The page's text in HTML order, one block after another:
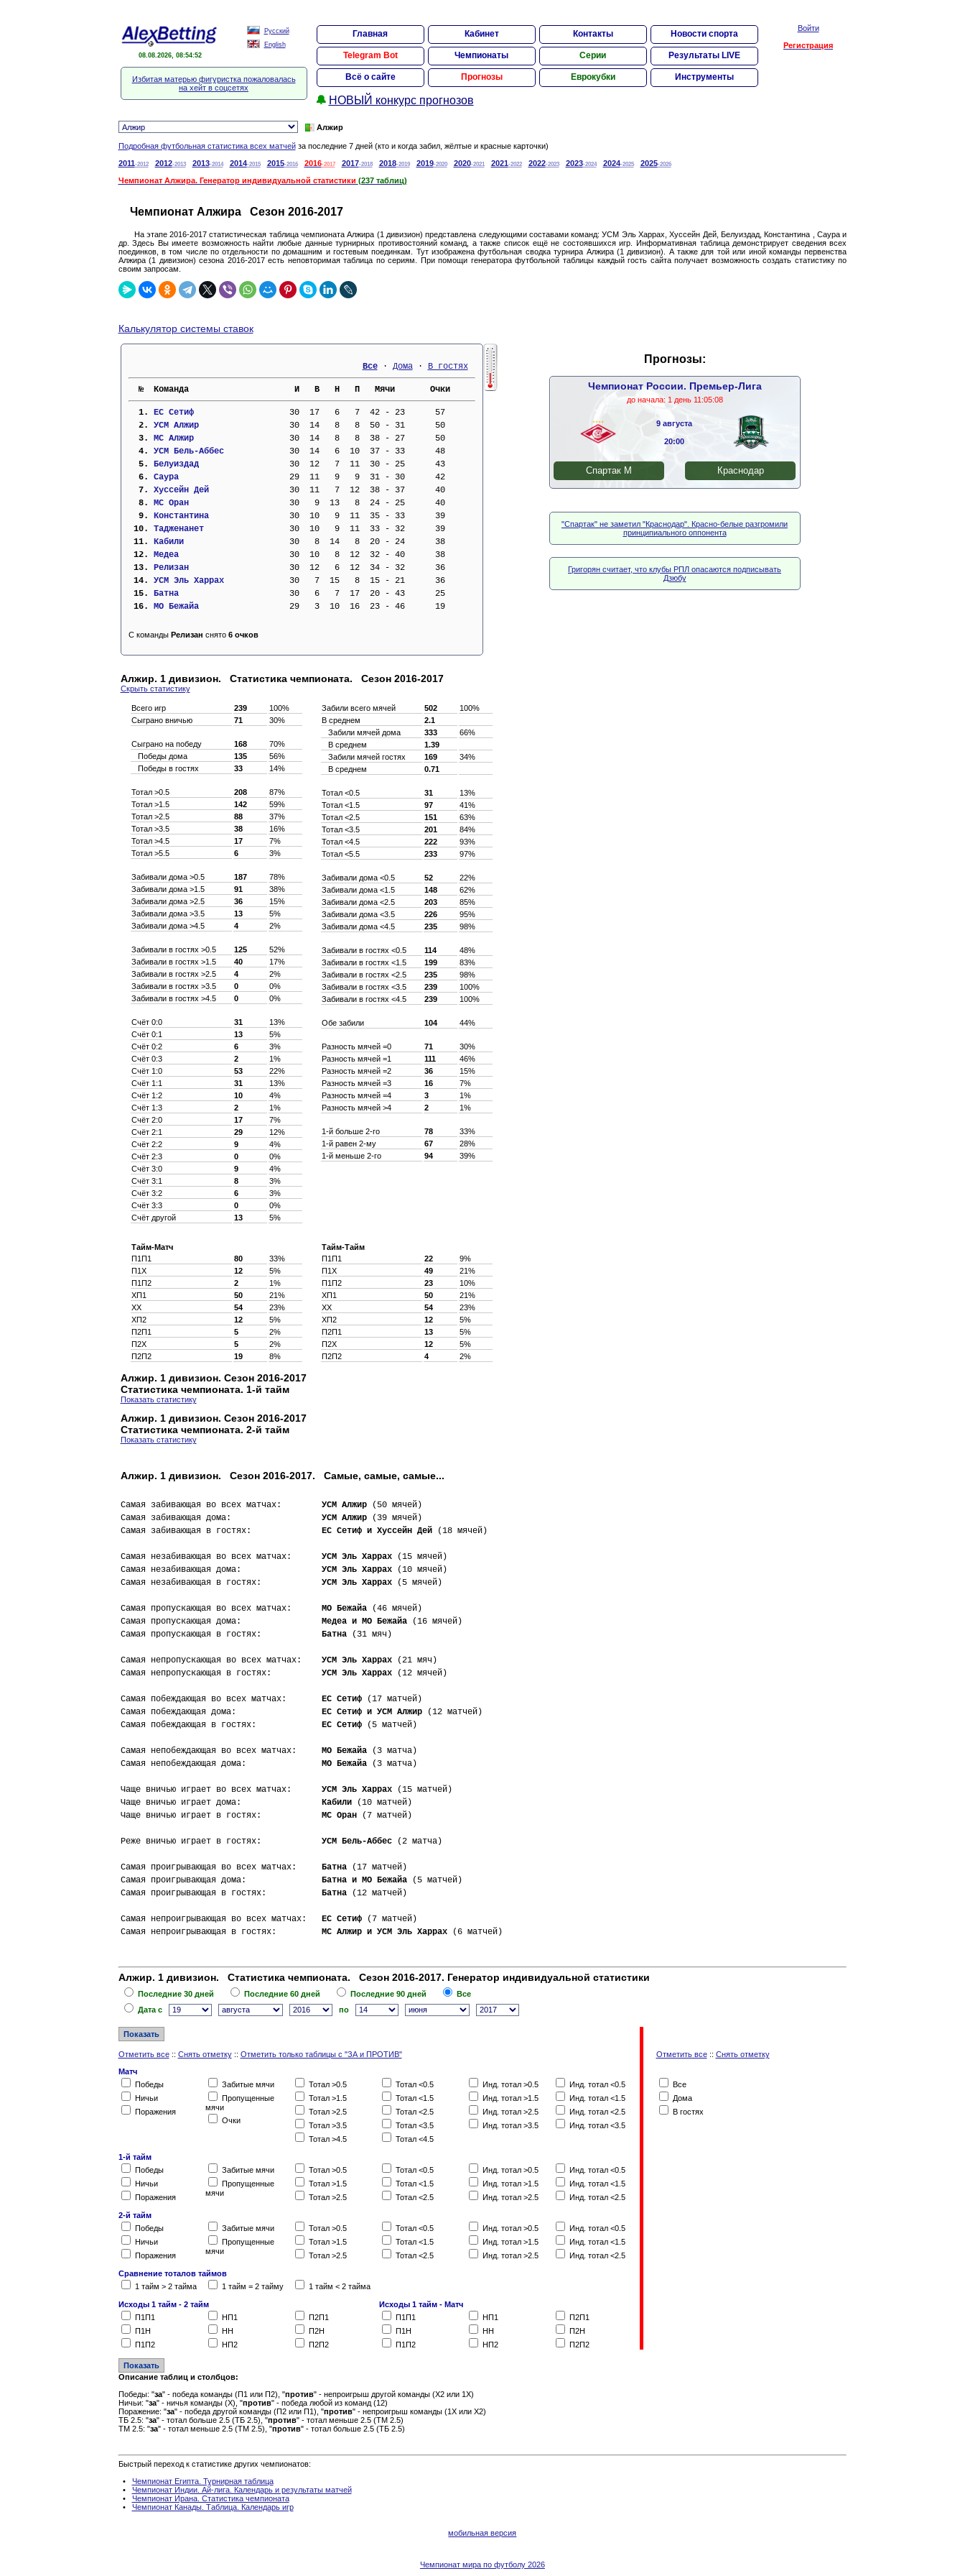
08.08.2026, 08:54:53
Русский
English
Главная Кабинет Контакты Новости спорта
Telegram Bot Чемпионаты Серии Результаты LIVE
Всё о сайте Прогнозы Еврокубки Инструменты
🔔 НОВЫЙ конкурс прогнозов
Войти
Регистрация
Избитая матерью фигуристка пожаловалась
на хейт в соцсетях
Алжир
Подробная футбольная статистика всех матчейза последние 7 дней (кто и когда забил, жёлтые и красные карточки)
2011-2012 2012-2013 2013-2014 2014-2015 2015-2016 2016-2017 2017-2018 2018-2019 2019-2020 2020-2021 2021-2022 2022-2023 2023-2024 2024-2025 2025-2026
Чемпионат Алжира. Генератор индивидуальной статистики (237 таблиц)
Чемпионат Алжира Сезон 2016-2017
На этапе 2016-2017 статистическая таблица чемпионата Алжира (1 дивизион) представлена следующими составами команд: УСМ Эль Харрах, Хуссейн Дей, Белуиздад, Константина , Саура и
др. Здесь Вы имеете возможность найти любые данные турнирных противостояний команд, а также список ещё не состоявшихся игр. Информативная таблица демонстрирует сведения всех
поединков, в том числе по отдельности по домашним и гостевым поединкам. Тут изображена футбольная сводка турнира Алжира (1 дивизион). А также для той или иной команды первенства
Алжира (1 дивизион) сезона 2016-2017 есть неповторимая таблица по сериям. При помощи генератора футбольной таблицы каждый гость сайта получает возможность создать статистику по
своим запросам.
Калькулятор системы ставок
Все · Дома · В гостях
  №  Команда                     И   В   Н   П   Мячи       Очки
  1.
ЕС Сетиф
  30  17   6   7  42 - 23      57
  2.
УСМ Алжир
  30  14   8   8  50 - 31      50
  3.
МС Алжир
  30  14   8   8  38 - 27      50
  4.
УСМ Бель-Аббес
  30  14   6  10  37 - 33      48
  5.
Белуиздад
  30  12   7  11  30 - 25      43
  6.
Саура
  29  11   9   9  31 - 30      42
  7.
Хуссейн Дей
  30  11   7  12  38 - 37      40
  8.
МС Оран
  30   9  13   8  24 - 25      40
  9.
Константина
  30  10   9  11  35 - 33      39
10. Тадженанет
  30  10   9  11  33 - 32      39
11. Кабили
  30   8  14   8  20 - 24      38
12. Медеа
  30  10   8  12  32 - 40      38
13. Релизан
  30  12   6  12  34 - 32      36
14. УСМ Эль Харрах
  30   7  15   8  15 - 21      36
15. Батна
  30   6   7  17  20 - 43      25
16. МО Бежайа
  29   3  10  16  23 - 46      19
С команды Релизан снято 6 очков
Алжир. 1 дивизион. Статистика чемпионата. Сезон 2016-2017
Скрыть статистику
Всего игр 239
100%
Сыграно вничью
71 30%
Сыграно на победу 168
70%
Победы дома
135
56%
Победы в гостях
33 14%
Тотал >0.5 208
87%
Тотал >1.5
142
59%
Тотал >2.5
88
37%
Тотал >3.5
38
16%
Тотал >4.5
17
7%
Тотал >5.5
6 3%
Забивали дома >0.5 187
78%
Забивали дома >1.5
91
38%
Забивали дома >2.5
36
15%
Забивали дома >3.5
13
5%
Забивали дома >4.5
4 2%
Забивали в гостях >0.5 125
52%
Забивали в гостях >1.5
40
17%
Забивали в гостях >2.5
4
2%
Забивали в гостях >3.5
0
0%
Забивали в гостях >4.5
0 0%
Счёт 0:0 31
13%
Счёт 0:1
13
5%
Счёт 0:2
6
3%
Счёт 0:3
2
1%
Счёт 1:0
53
22%
Счёт 1:1
31
13%
Счёт 1:2
10
4%
Счёт 1:3
2
1%
Счёт 2:0
17
7%
Счёт 2:1
29
12%
Счёт 2:2
9
4%
Счёт 2:3
0
0%
Счёт 3:0
9
4%
Счёт 3:1
8
3%
Счёт 3:2
6
3%
Счёт 3:3
0
0%
Счёт другой
13 5%
Забили всего мячей 502
100%
В среднем
2.1
Забили мячей дома
333
66%
В среднем
1.39
Забили мячей гостях
169
34%
В среднем
0.71
Тотал <0.5 31
13%
Тотал <1.5
97
41%
Тотал <2.5
151
63%
Тотал <3.5
201
84%
Тотал <4.5
222
93%
Тотал <5.5
233 97%
Забивали дома <0.5 52
22%
Забивали дома <1.5
148
62%
Забивали дома <2.5
203
85%
Забивали дома <3.5
226
95%
Забивали дома <4.5
235 98%
Забивали в гостях <0.5 114
48%
Забивали в гостях <1.5
199
83%
Забивали в гостях <2.5
235
98%
Забивали в гостях <3.5
239
100%
Забивали в гостях <4.5
239 100%
Обе забили 104 44%
Разность мячей =0 71
30%
Разность мячей =1
111
46%
Разность мячей =2
36
15%
Разность мячей =3
16
7%
Разность мячей =4
3
1%
Разность мячей >4
2 1%
1-й больше 2-го 78
33%
1-й равен 2-му
67
28%
1-й меньше 2-го
94 39%
Тайм-Матч
П1П1
80
33%
П1X
12
5%
П1П2
2
1%
XП1
50
21%
XX
54
23%
XП2
12
5%
П2П1
5
2%
П2X
5
2%
П2П2
19 8%
Тайм-Тайм
П1П1
22
9%
П1X
49
21%
П1П2
23
10%
XП1
50
21%
XX
54
23%
XП2
12
5%
П2П1
13
5%
П2X
12
5%
П2П2
4 2%
Алжир. 1 дивизион. Сезон 2016-2017
Статистика чемпионата. 1-й тайм
Показать статистику
Алжир. 1 дивизион. Сезон 2016-2017
Статистика чемпионата. 2-й тайм
Показать статистику
Алжир. 1 дивизион. Сезон 2016-2017. Самые, самые, самые...
Самая забивающая во всех матчах: УСМ Алжир (50 мячей)
Самая забивающая дома: УСМ Алжир (39 мячей)
Самая забивающая в гостях: ЕС Сетиф и Хуссейн Дей (18 мячей)
Самая незабивающая во всех матчах: УСМ Эль Харрах (15 мячей)
Самая незабивающая дома: УСМ Эль Харрах (10 мячей)
Самая незабивающая в гостях: УСМ Эль Харрах (5 мячей)
Самая пропускающая во всех матчах: МО Бежайа (46 мячей)
Самая пропускающая дома: Медеа и МО Бежайа (16 мячей)
Самая пропускающая в гостях: Батна (31 мяч)
Самая непропускающая во всех матчах: УСМ Эль Харрах (21 мяч)
Самая непропускающая в гостях: УСМ Эль Харрах (12 мячей)
Самая побеждающая во всех матчах: ЕС Сетиф (17 матчей)
Самая побеждающая дома: ЕС Сетиф и УСМ Алжир (12 матчей)
Самая побеждающая в гостях: ЕС Сетиф (5 матчей)
Самая непобеждающая во всех матчах: МО Бежайа (3 матча)
Самая непобеждающая дома: МО Бежайа (3 матча)
Чаще вничью играет во всех матчах: УСМ Эль Харрах (15 матчей)
Чаще вничью играет дома: Кабили (10 матчей)
Чаще вничью играет в гостях: МС Оран (7 матчей)
Реже вничью играет в гостях: УСМ Бель-Аббес (2 матча)
Самая проигрывающая во всех матчах: Батна (17 матчей)
Самая проигрывающая дома: Батна и МО Бежайа (5 матчей)
Самая проигрывающая в гостях: Батна (12 матчей)
Самая непроигрывающая во всех матчах: ЕС Сетиф (7 матчей)
Самая непроигрывающая в гостях: МС Алжир и УСМ Эль Харрах (6 матчей)
Прогнозы:
Чемпионат России. Премьер-Лига
до начала: 1 день 11:05:07
9 августа
20:00
Спартак М Краснодар
"Спартак" не заметил "Краснодар". Красно-белые разгромили
принципиального оппонента
Григорян считает, что клубы РПЛ опасаются подписывать
Дзюбу
Алжир. 1 дивизион. Статистика чемпионата. Сезон 2016-2017. Генератор индивидуальной статистики
Последние 30 дней Последние 60 дней Последние 90 дней
Все
Дата c
по
Отметить все:: Снять отметку:: Отметить только таблицы с "ЗА и ПРОТИВ" Отметить все:: Снять отметку
Матч
Победы
Ничьи
Поражения
Забитые мячи
Пропущенные
мячи
Очки
Тотал >0.5
Тотал >1.5
Тотал >2.5
Тотал >3.5
Тотал >4.5
Тотал <0.5
Тотал <1.5
Тотал <2.5
Тотал <3.5
Тотал <4.5
Инд. тотал >0.5
Инд. тотал >1.5
Инд. тотал >2.5
Инд. тотал >3.5
Инд. тотал <0.5
Инд. тотал <1.5
Инд. тотал <2.5
Инд. тотал <3.5
Все
Дома
В гостях
1-й тайм
Победы
Ничьи
Поражения
Забитые мячи
Пропущенные
мячи
Тотал >0.5
Тотал >1.5
Тотал >2.5
Тотал <0.5
Тотал <1.5
Тотал <2.5
Инд. тотал >0.5
Инд. тотал >1.5
Инд. тотал >2.5
Инд. тотал <0.5
Инд. тотал <1.5
Инд. тотал <2.5
2-й тайм
Победы
Ничьи
Поражения
Забитые мячи
Пропущенные
мячи
Тотал >0.5
Тотал >1.5
Тотал >2.5
Тотал <0.5
Тотал <1.5
Тотал <2.5
Инд. тотал >0.5
Инд. тотал >1.5
Инд. тотал >2.5
Инд. тотал <0.5
Инд. тотал <1.5
Инд. тотал <2.5
Сравнение тоталов таймов
1 тайм > 2 тайма
1 тайм = 2 тайму 1 тайм < 2 тайма
Исходы 1 тайм - 2 тайм
Исходы 1 тайм - Матч
П1П1
П1Н
П1П2
НП1
НН
НП2
П2П1
П2Н
П2П2
П1П1
П1Н
П1П2
НП1
НН
НП2
П2П1
П2Н
П2П2
Описание таблиц и столбцов:
Победы: "за" - победа команды (П1 или П2), "против" - непроигрыш другой команды (Х2 или 1Х)
Ничьи: "за" - ничья команды (Х), "против" - победа любой из команд (12)
Поражение: "за" - победа другой команды (П2 или П1), "против" - непроигрыш команды (1Х или Х2)
ТБ 2.5: "за" - тотал больше 2.5 (ТБ 2.5), "против" - тотал меньше 2.5 (ТМ 2.5)
ТМ 2.5: "за" - тотал меньше 2.5 (ТМ 2.5), "против" - тотал больше 2.5 (ТБ 2.5)
Быстрый переход к статистике других чемпионатов:
• Чемпионат Египта. Турнирная таблица
• Чемпионат Индии. Ай-лига. Календарь и результаты матчей
• Чемпионат Ирана. Статистика чемпионата
• Чемпионат Канады. Таблица. Календарь игр
мобильная версия
Чемпионат мира по футболу 2026